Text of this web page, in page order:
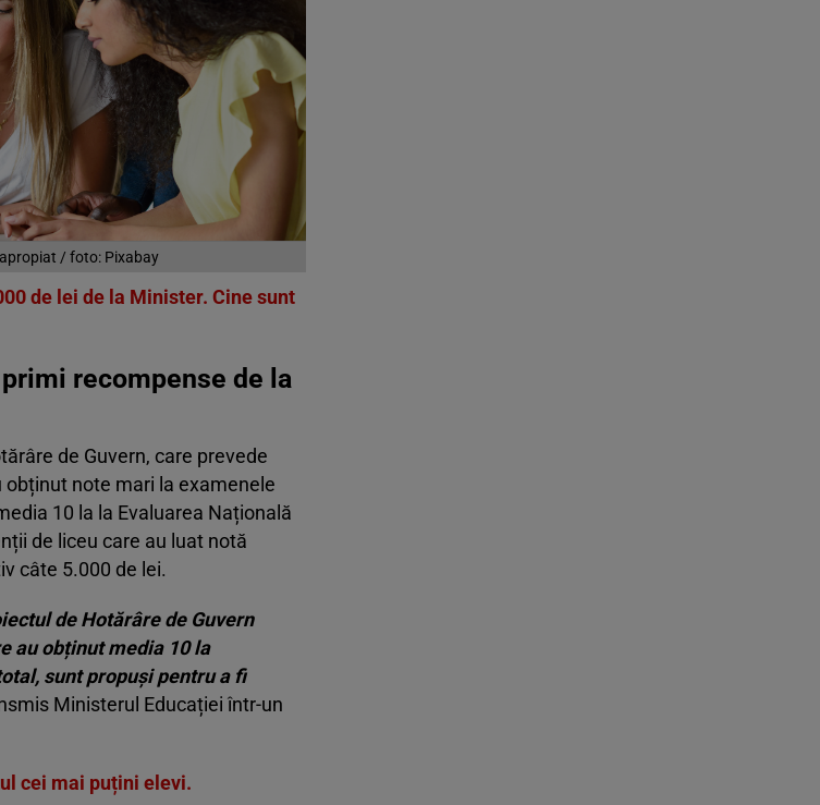
/ foto: Pixabay
de lei de la Minister. Cine sunt
recompense de la
de Guvern, care prevede
note mari la examenele
10 la la Evaluarea Națională
de liceu care au luat notă
câte 5.000 de lei.
de Hotărâre de Guvern
au obținut media 10 la
sunt propuși pentru a fi
Ministerul Educației într-un
cei mai puțini elevi.